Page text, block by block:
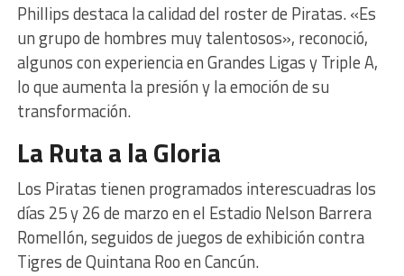
Phillips destaca la calidad del roster de Piratas. «Es
un grupo de hombres muy talentosos», reconoció,
algunos con experiencia en Grandes Ligas y Triple A,
lo que aumenta la presión y la emoción de su
transformación.
La Ruta a la Gloria
Los Piratas tienen programados interescuadras los
días 25 y 26 de marzo en el Estadio Nelson Barrera
Romellón, seguidos de juegos de exhibición contra
Tigres de Quintana Roo en Cancún.